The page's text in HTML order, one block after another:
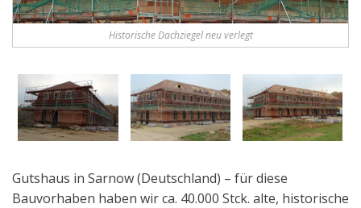
Historische Dachziegel neu verlegt
Gutshaus in Sarnow (Deutschland) – für diese
Bauvorhaben haben wir ca. 40.000 Stck. alte, historische